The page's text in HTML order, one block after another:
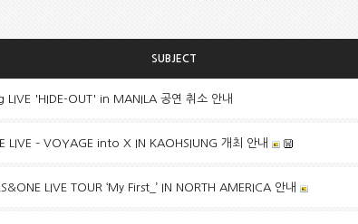
SUBJECT
LIVE 'HIDE-OUT' in MANILA 공연 취소 안내
LIVE – VOYAGE into X IN KAOHSIUNG 개최 안내
LIVE TOUR ‘My First_’ IN NORTH AMERICA 안내